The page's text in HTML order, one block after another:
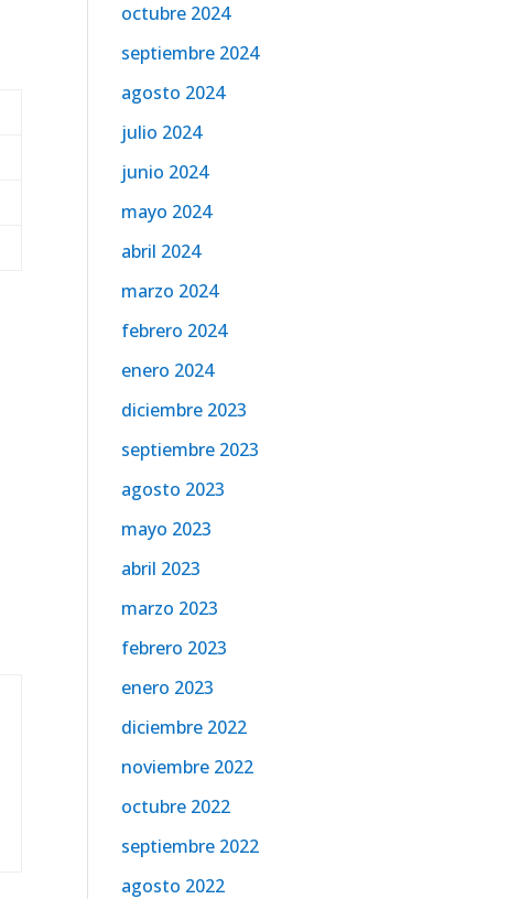
octubre 2024
septiembre 2024
agosto 2024
julio 2024
junio 2024
mayo 2024
abril 2024
marzo 2024
febrero 2024
enero 2024
diciembre 2023
septiembre 2023
agosto 2023
mayo 2023
abril 2023
marzo 2023
febrero 2023
enero 2023
diciembre 2022
noviembre 2022
octubre 2022
septiembre 2022
agosto 2022